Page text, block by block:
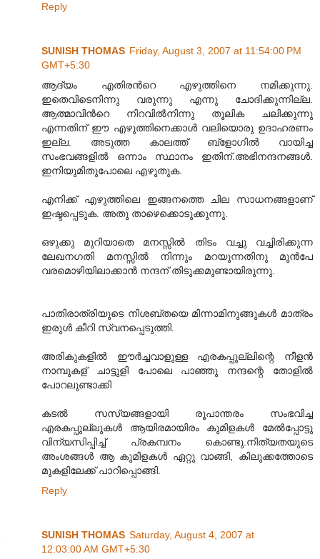
Reply
SUNISH THOMAS Friday, August 3, 2007 at 11:54:00 PM
GMT+5:30
ആദ്യം എതിരന്‍റെ എഴുത്തിനെ നമിക്കുന്നു.
ഇതെവിടെനിന്നു വരുന്നു എന്നു ചോദിക്കുന്നില്ല.
ആത്മാവിന്‍റെ നിറവില്‍നിന്നു തൂലിക ചലിക്കുന്നു
എന്നതിന് ഈ എഴുത്തിനെക്കാള്‍ വലിയൊരു ഉദാഹരണം
ഇല്ല. അടുത്ത കാലത്ത് ബ്ളോഗില്‍ വായിച്ച
സംഭവങ്ങളില്‍ ഒന്നാം സ്ഥാനം ഇതിന്.അഭിനന്ദനങ്ങള്‍.
ഇനിയുമിതുപോലെ എഴുതുക.
എനിക്ക് എഴുത്തിലെ ഇങ്ങനത്തെ ചില സാധനങ്ങളാണ്
ഇഷ്ടപ്പെടുക. അതു താഴെക്കൊടുക്കുന്നു.
ഒഴുക്കു മുറിയാതെ മനസ്സില്‍ തിടം വച്ചു വച്ചിരിക്കുന്ന
ലേഖനഗതി മനസ്സില്‍ നിന്നും മറയുന്നതിനു മുന്‍പേ
വരമൊഴിയിലാക്കാന്‍ നന്ദന് തിടുക്കമുണ്ടായിരുന്നു.
പാതിരാത്രിയുടെ നിശബ്തയെ മിന്നാമിനുങ്ങുകള്‍ മാത്രം
ഇരുള്‍ കീറി സ്വനപ്പെടുത്തി.
അരികുകളില്‍ ഈ‍ര്‍ച്ചവാളുള്ള എരകപ്പുല്ലിന്റെ നീളന്‍
നാമ്പുകള് ‍ചാട്ടുളി പോലെ പാഞ്ഞു നന്ദന്റെ തോളില്‍‍
പോറലുണ്ടാക്കി
കടല്‍ സസ്യങ്ങളായി രൂപാന്തരം സംഭവിച്ച
എരകപ്പുല്ലുകള്‍ ആയിരമായിരം കുമിളകള്‍‍ മേല്‍പ്പോട്ടു
വിന്യസിപ്പിച്ച് പ്രകമ്പനം കൊണ്ടു.നിത്യതയുടെ
അംശങ്ങള്‍ ആ കുമിളകള്‍‍ ഏറ്റു വാങ്ങി, കിലുക്കത്തോടെ
മുകളിലേക്ക് പാറിപ്പൊങ്ങി.
Reply
SUNISH THOMAS Saturday, August 4, 2007 at
12:03:00 AM GMT+5:30